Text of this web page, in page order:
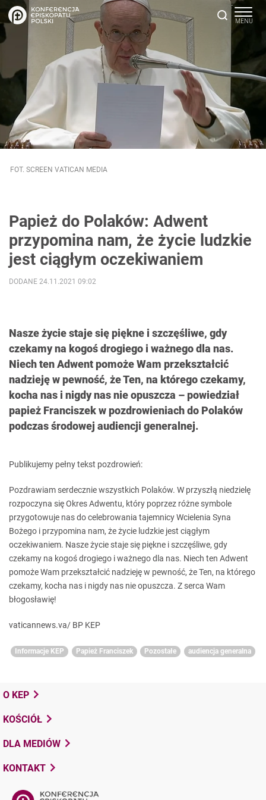
FOT. SCREEN VATICAN MEDIA
Papież do Polaków: Adwent
przypomina nam, że życie ludzkie
jest ciągłym oczekiwaniem
Nasze życie staje się piękne i szczęśliwe, gdy
czekamy na kogoś drogiego i ważnego dla nas.
Niech ten Adwent pomoże Wam przekształcić
nadzieję w pewność, że Ten, na którego czekamy,
kocha nas i nigdy nas nie opuszcza – powiedział
papież Franciszek w pozdrowieniach do Polaków
podczas środowej audiencji generalnej.
DODANE 24.11.2021 09:02
Publikujemy pełny tekst pozdrowień:
Pozdrawiam serdecznie wszystkich Polaków. W przyszłą niedzielę
rozpoczyna się Okres Adwentu, który poprzez różne symbole
przygotowuje nas do celebrowania tajemnicy Wcielenia Syna
Bożego i przypomina nam, że życie ludzkie jest ciągłym
oczekiwaniem. Nasze życie staje się piękne i szczęśliwe, gdy
czekamy na kogoś drogiego i ważnego dla nas. Niech ten Adwent
pomoże Wam przekształcić nadzieję w pewność, że Ten, na którego
czekamy, kocha nas i nigdy nas nie opuszcza. Z serca Wam
błogosławię!
vaticannews.va/ BP KEP
Informacje KEP Papież Franciszek Pozostałe audiencja generalna
O KEP
KOŚCIÓŁ
DLA MEDIÓW
KONTAKT